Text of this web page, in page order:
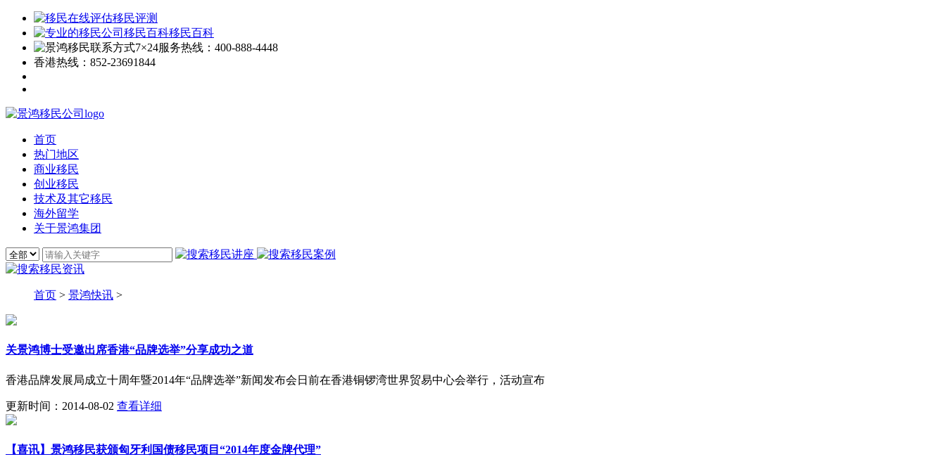
移民评测
移民百科
7×24服务热线： 400-888-4448
香港热线： 852-23691844
首页
热门地区
商业移民
创业移民
技术及其它移民
海外留学
关于景鸿集团
首页 > 景鸿快讯 >
关景鸿博士受邀出席香港“品牌选举”分享成功之道
香港品牌发展局成立十周年暨2014年“品牌选举”新闻发布会日前在香港铜锣湾世界贸易中心会举行，活动宣布
更新时间：2014-08-02 查看详细
【喜讯】景鸿移民获颁匈牙利国债移民项目“2014年度金牌代理”